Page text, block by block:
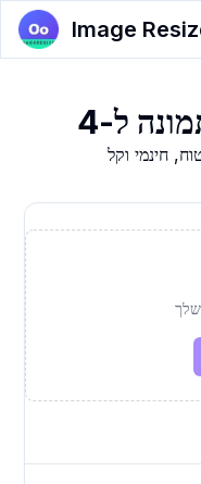
Image
חינמי וקל